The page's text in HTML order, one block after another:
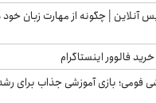
آنلاین | چگونه از مهارت زبان خود
فالوور اینستاگرام
فومی؛ بازی آموزشی جذاب برای